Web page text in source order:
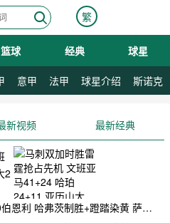
繁
篮球 经典 球星
意甲 法甲 球星介绍 斯诺克
新视频 最新经典
2
哈弗茨制胜+蹬踏染黄 萨卡献助攻